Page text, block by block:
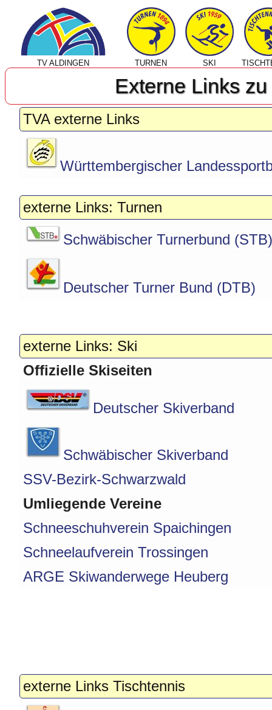
TV ALDINGEN TURNEN SKI
Externe Links
TVA externe Links
Württembergischer
externe Links: Turnen
Schwäbischer Turnerbund
Deutscher Turner Bund (DTB)
externe Links: Ski
Offizielle Skiseiten
Deutscher Skiverband
Schwäbischer Skiverband
SSV-Bezirk-Schwarzwald
Umliegende Vereine
Schneeschuhverein Spaichingen
Schneelaufverein Trossingen
ARGE Skiwanderwege Heuberg
externe Links Tischtennis